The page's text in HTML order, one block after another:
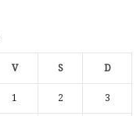
V S D
1 2 3